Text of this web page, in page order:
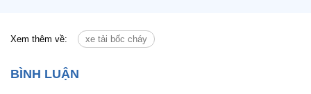
Xem thêm về: xe tải bốc cháy